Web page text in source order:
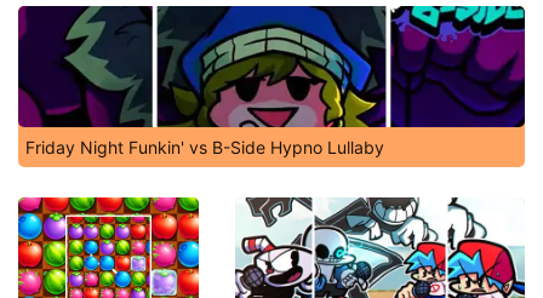
Friday Night Funkin' vs B-Side Hypno Lullaby